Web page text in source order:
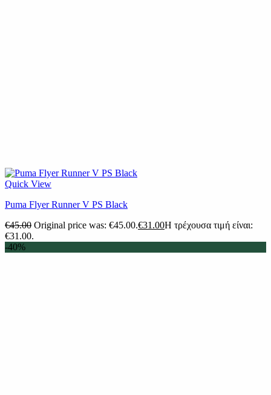
Quick View
Puma Flyer Runner V PS Black
€45.00 Original price was: €45.00.€31.00Η τρέχουσα τιμή είναι:
€31.00.
-40%